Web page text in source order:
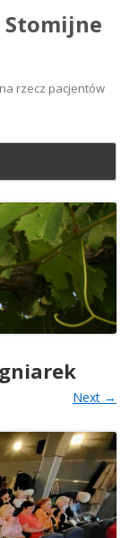
rzecz pacjentów
Next →